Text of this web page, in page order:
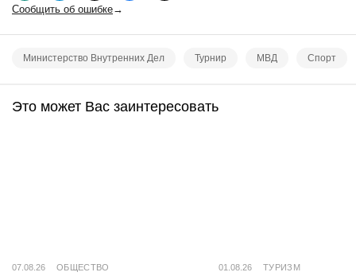
Сообщить об ошибке→
Министерство Внутренних Дел Турнир МВД Спорт
Это может Вас заинтересовать
07.08.26 ОБЩЕСТВО 01.08.26 ТУРИЗМ